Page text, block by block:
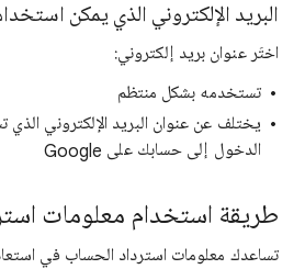
البريد الإلكتروني الذي يمكن
اختَر عنوان بريد إلكتروني:
تستخدمه بشكل منتظم
يختلف عن عنوان البريد الإلكتروني
الدخول إلى حسابك على Google
طريقة استخدام معلومات
تساعدك معلومات استرداد الحساب في